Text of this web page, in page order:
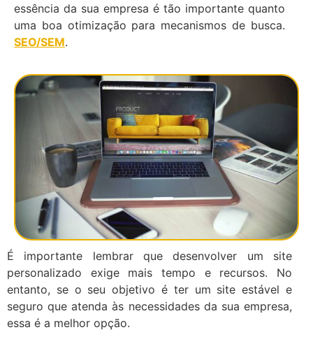
essência da sua empresa é tão importante quanto
uma boa otimização para mecanismos de busca.
SEO/SEM.
É importante lembrar que desenvolver um site
personalizado exige mais tempo e recursos. No
entanto, se o seu objetivo é ter um site estável e
seguro que atenda às necessidades da sua empresa,
essa é a melhor opção.